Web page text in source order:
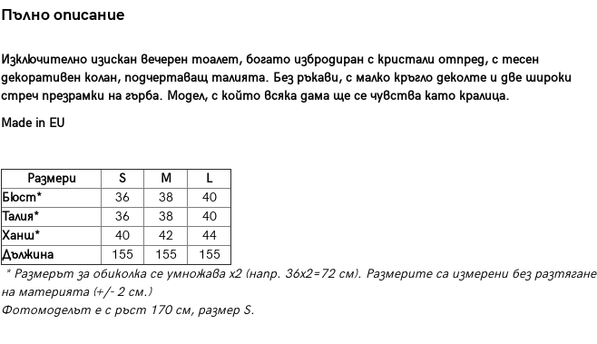
Пълно описание
Изключително изискан вечерен тоалет, богато избродиран с кристали отпред, с тесен
декоративен колан, подчертаващ талията. Без ръкави, с малко кръгло деколте и две широки
стреч презрамки на гърба. Модел, с който всяка дама ще се чувства като кралица.
Made in EU
Размери S M
L
Бюст*
36 38
40
Талия*
36 38
40
Ханш*
40 42
44
Дължина
155 155
155
* Размерът за обиколка се умножава х2 (напр. 36х2=72 см). Размерите са измерени без разтягане
на материята (+/- 2 см.)
Фотомоделът е с ръст 170 см, размер S.